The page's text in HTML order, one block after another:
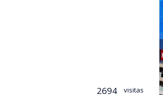
2694 visitas